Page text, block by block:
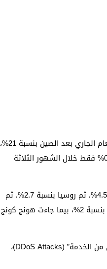
الخاسر الأكبر هنا هي أندونيسيا والتي أحتلت المرتبة الثانية في الربع الأول من العام الجاري بعد الصين بنسبة 21%،
والتي أرتفعت نسبتها بشكل مخيف حيث كانت نسبة الهجمات الإلكترونية فيها 0.7% فقط خلال الشهور الثلاثة
أما المرتبة الثالثة في الولايات المتحدة الأمريكية بنسبة 8.3%، تلتها تركيا بنسبة 4.5%، ثم روسيا بنسبة 2.7%، ثم
الهند بنسبة 2.6%، ثم تايوان بنسبة 2.5%، ثم البرازيل بنسبة 2.2%، وتليها رومانيا بنسبة 2%، بيما جاءت هونج كونج
ولعل من أبرز أنواع الهجمات الالكتروينة التي تشن من الصين هي هجمات “الحرمان من الخدمة” (DDoS Attacks)،